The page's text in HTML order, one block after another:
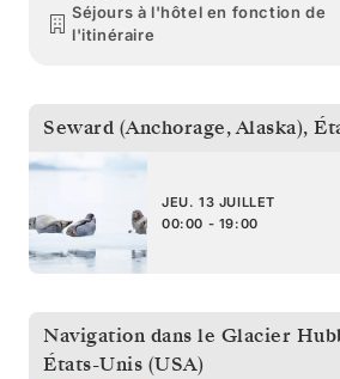
Séjours à l'hôtel en fonction de
l'itinéraire
Seward (Anchorage, Alaska),
JEU. 13 JUILLET
00:00 - 19:00
Navigation dans le Glacier
États-Unis (USA)